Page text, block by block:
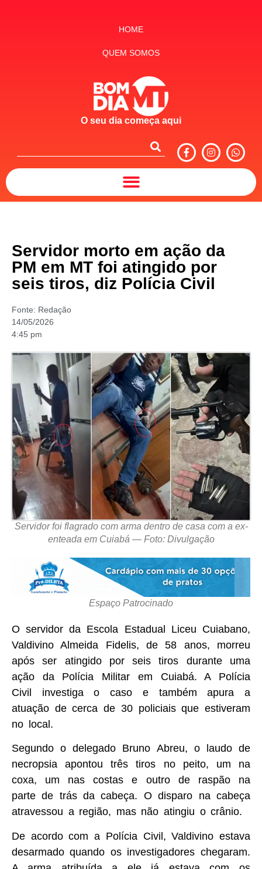
HOME
QUEM SOMOS
O seu dia começa aqui
Servidor morto em ação da
PM em MT foi atingido por
seis tiros, diz Polícia Civil
Fonte: Redação
14/05/2026
4:45 pm
Servidor foi flagrado com arma dentro de casa com a ex-
enteada em Cuiabá — Foto: Divulgação
Espaço Patrocinado
O servidor da Escola Estadual Liceu Cuiabano,
Valdivino Almeida Fidelis, de 58 anos, morreu
após ser atingido por seis tiros durante uma
ação da Polícia Militar em Cuiabá. A Polícia
Civil investiga o caso e também apura a
atuação de cerca de 30 policiais que estiveram
no local.
Segundo o delegado Bruno Abreu, o laudo de
necropsia apontou três tiros no peito, um na
coxa, um nas costas e outro de raspão na
parte de trás da cabeça. O disparo na cabeça
atravessou a região, mas não atingiu o crânio.
De acordo com a Polícia Civil, Valdivino estava
desarmado quando os investigadores chegaram.